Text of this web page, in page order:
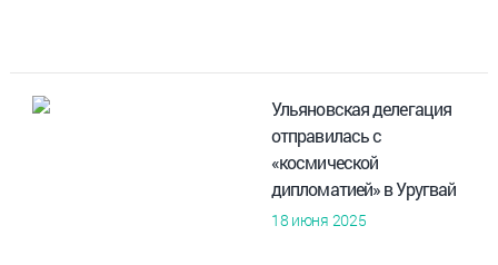
Ульяновская делегация
отправилась с
«космической
дипломатией» в Уругвай
18 июня 2025